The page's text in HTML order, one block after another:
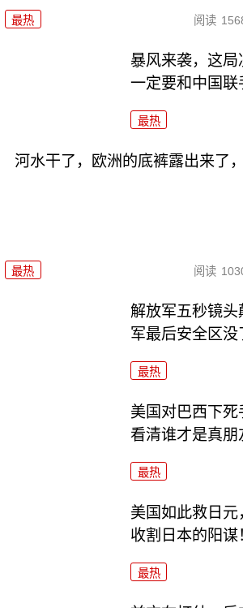
最热 阅读
暴风来袭，这局
一定要和中国联
最热
河水干了，欧洲的底裤露出来了
最热 阅读
解放军五秒镜
军最后安全区没
最热
美国对巴西下
看清谁才是真朋
最热
美国如此救日
收割日本的阳谋
最热